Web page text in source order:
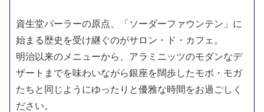
資生堂パーラーの原点、「ソーダーファウンテン」に
始まる歴史を受け継ぐのがサロン・ド・カフェ。
明治以来のメニューから、アラミニッツのモダンなデ
ザートまでを味わいながら銀座を闊歩したモボ・モガ
たちと同じようにゆったりと優雅な時間をお過ごしく
ださい。